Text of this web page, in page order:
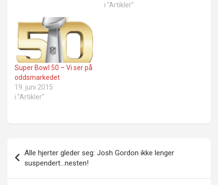
i "Artikler"
Super Bowl 50 – Vi ser på
oddsmarkedet
19. juni 2015
i "Artikler"
Alle hjerter gleder seg: Josh Gordon ikke lenger
suspendert…nesten!